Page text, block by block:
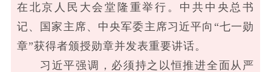
护理园地
在北京人民大会堂隆重举行。中共中央总书
记、国家主席、中央军委主席习近平向“七一勋
章”获得者颁授勋章并发表重要讲话。
习近平强调，必须持之以恒推进全面从严